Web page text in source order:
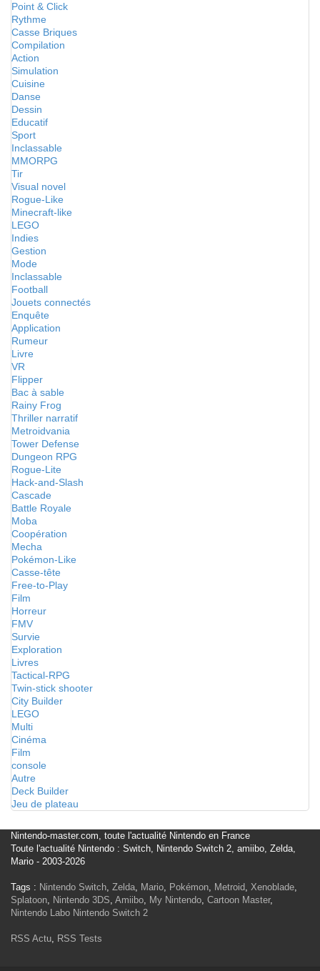
Point & Click
Rythme
Casse Briques
Compilation
Action
Simulation
Cuisine
Danse
Dessin
Educatif
Sport
Inclassable
MMORPG
Tir
Visual novel
Rogue-Like
Minecraft-like
LEGO
Indies
Gestion
Mode
Inclassable
Football
Jouets connectés
Enquête
Application
Rumeur
Livre
VR
Flipper
Bac à sable
Rainy Frog
Thriller narratif
Metroidvania
Tower Defense
Dungeon RPG
Rogue-Lite
Hack-and-Slash
Cascade
Battle Royale
Moba
Coopération
Mecha
Pokémon-Like
Casse-tête
Free-to-Play
Film
Horreur
FMV
Survie
Exploration
Livres
Tactical-RPG
Twin-stick shooter
City Builder
LEGO
Multi
Cinéma
Film
console
Autre
Deck Builder
Jeu de plateau
Nintendo-master.com, toute l'actualité Nintendo en France
Toute l'actualité Nintendo : Switch, Nintendo Switch 2, amiibo, Zelda,
Mario - 2003-2026
Tags : Nintendo Switch, Zelda, Mario, Pokémon, Metroid, Xenoblade,
Splatoon, Nintendo 3DS, Amiibo, My Nintendo, Cartoon Master,
Nintendo Labo Nintendo Switch 2
RSS Actu, RSS Tests